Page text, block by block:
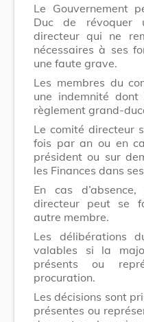
Le Gouvernement
Duc de révoquer
directeur qui ne
nécessaires à ses
une faute grave.
Les membres du
une indemnité
règlement grand-
Le comité directeur
fois par an ou en
président ou sur
les Finances dans
En cas
directeur peut se
autre membre.
Les délibérations
valables si la
présents ou
procuration.
Les décisions sont
présentes ou